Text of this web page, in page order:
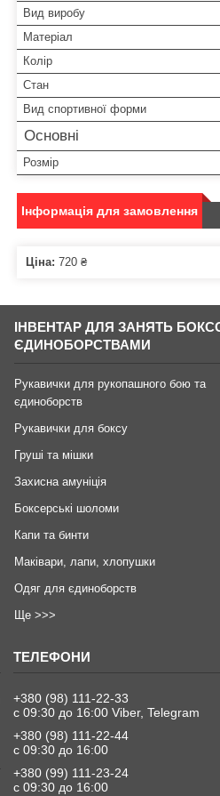
Вид виробу
Матеріал
Колір
Стан
Вид спортивної форми
Основні
Розмір
Інформація для замовлення
Ціна: 720 ₴
ІНВЕНТАР ДЛЯ ЗАНЯТЬ
ЄДИНОБОРСТВАМИ
Рукавички для рукопашного бою та
єдиноборств
Рукавички для боксу
Груші та мішки
Захисна амуніція
Боксерські шоломи
Капи та бинти
Маківари, лапи, хлопушки
Одяг для єдиноборств
Ще >>>
+380 (98) 111-22-33
с 09:30 до 16:00 Viber, Telegram
+380 (98) 111-22-44
с 09:30 до 16:00
+380 (99) 111-23-24
с 09:30 до 16:00